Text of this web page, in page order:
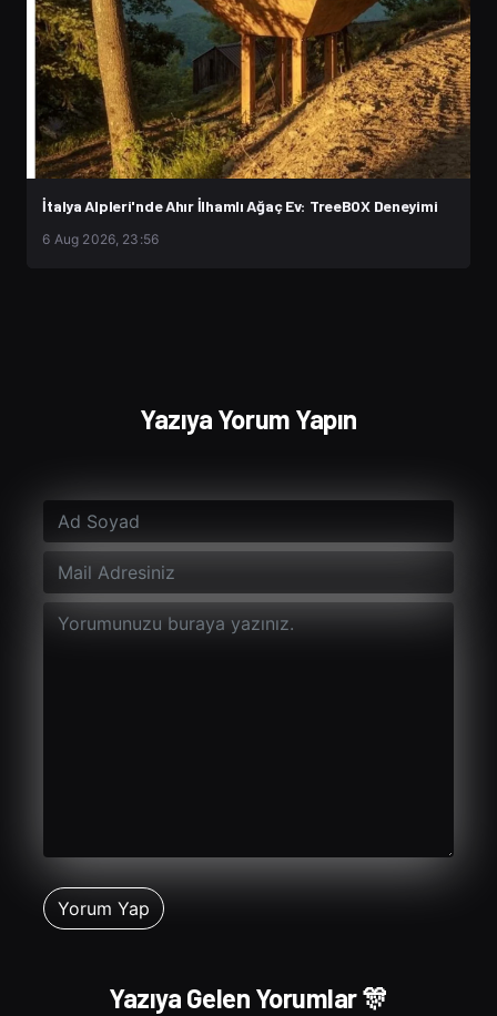
İtalya Alpleri'nde Ahır İlhamlı Ağaç Ev: TreeBOX Deneyimi
6 Aug 2026, 23:56
Yazıya Yorum Yapın
Yazıya Gelen Yorumlar 🎊